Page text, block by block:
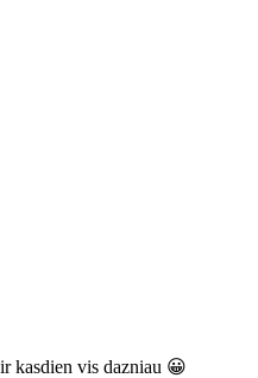
kasdien vis dazniau 😀